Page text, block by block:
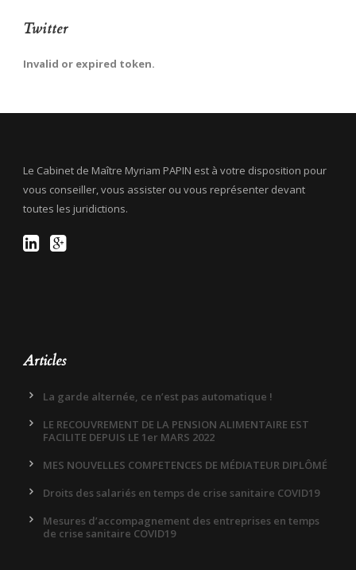
Twitter
Invalid or expired token.
Le Cabinet de Maître Myriam PAPIN est à votre disposition pour
vous conseiller, vous assister ou vous représenter devant
toutes les juridictions.
Articles
La garde alternée, ce n’est pas automatique !
LE RECOUVREMENT DE LA PENSION ALIMENTAIRE EST
FACILITE DEPUIS LE 1er MARS 2022
MES NOUVELLES COMPETENCES DE MÉDIATEUR DIPLÔMÉ
Droits des salariés en temps de crise sanitaire COVID19
Mesures d’accompagnement des entreprises en temps
de crise sanitaire COVID19